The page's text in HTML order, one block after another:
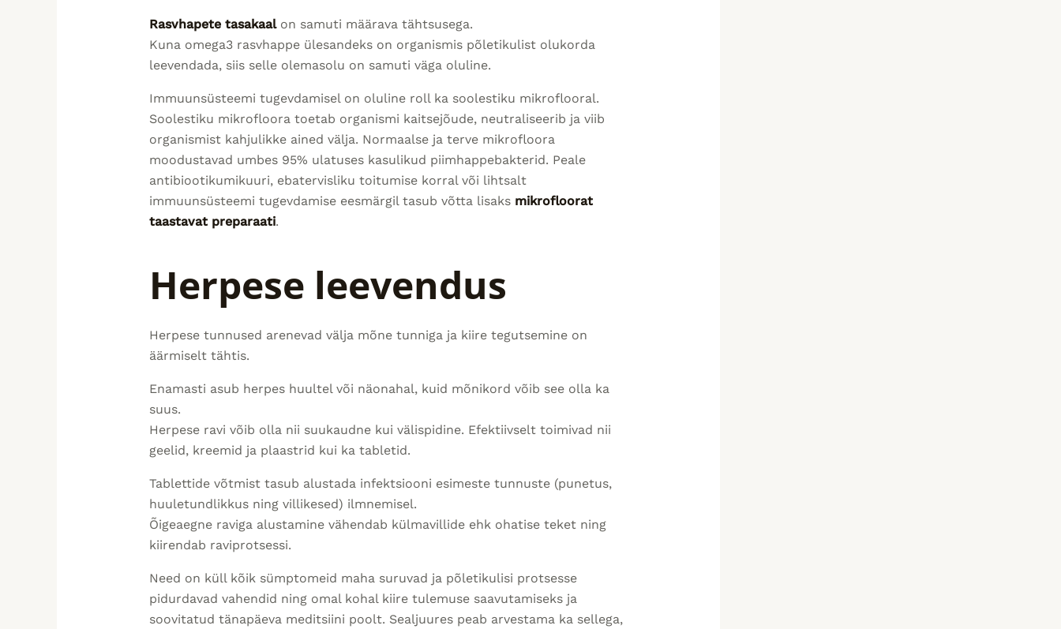
Rasvhapete tasakaalon samuti määrava tähtsusega.
Kuna omega3 rasvhappe ülesandeks on organismis põletikulist olukorda
leevendada, siis selle olemasolu on samuti väga oluline.
Immuunsüsteemi tugevdamisel on oluline roll ka soolestiku mikroflooral.
Soolestiku mikrofloora toetab organismi kaitsejõude, neutraliseerib ja viib
organismist kahjulikke ained välja. Normaalse ja terve mikrofloora
moodustavad umbes 95% ulatuses kasulikud piimhappebakterid. Peale
antibiootikumikuuri, ebatervisliku toitumise korral või lihtsalt
immuunsüsteemi tugevdamise eesmärgil tasub võtta lisaks mikrofloorat
taastavat preparaati.
Herpese leevendus
Herpese tunnused arenevad välja mõne tunniga ja kiire tegutsemine on
äärmiselt tähtis.
Enamasti asub herpes huultel või näonahal, kuid mõnikord võib see olla ka
suus.
Herpese ravi võib olla nii suukaudne kui välispidine. Efektiivselt toimivad nii
geelid, kreemid ja plaastrid kui ka tabletid.
Tablettide võtmist tasub alustada infektsiooni esimeste tunnuste (punetus,
huuletundlikkus ning villikesed) ilmnemisel.
Õigeaegne raviga alustamine vähendab külmavillide ehk ohatise teket ning
kiirendab raviprotsessi.
Need on küll kõik sümptomeid maha suruvad ja põletikulisi protsesse
pidurdavad vahendid ning omal kohal kiire tulemuse saavutamiseks ja
soovitatud tänapäeva meditsiini poolt. Sealjuures peab arvestama ka sellega,